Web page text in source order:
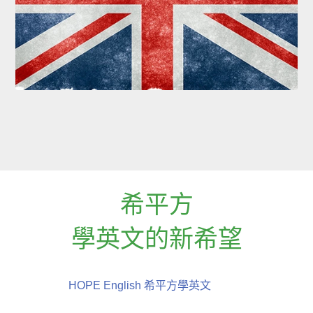
希平方
學英文的新希望
HOPE English 希平方學英文